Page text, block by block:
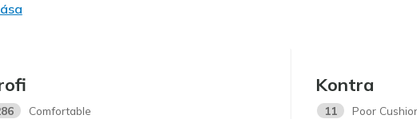
Comfortable
Kontra
11 Poor